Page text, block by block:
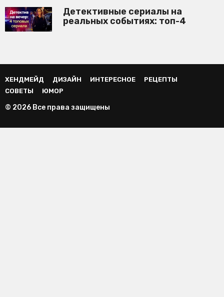
Детективные сериалы на
реальных событиях: топ-4
ХЕНДМЕЙД ДИЗАЙН ИНТЕРЕСНОЕ
РЕЦЕПТЫ
СОВЕТЫ
ЮМОР
© 2026 Все права защищены